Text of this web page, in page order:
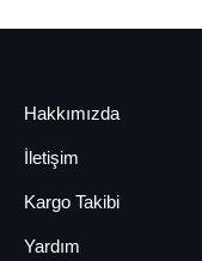
Hakkımızda
İletişim
Kargo Takibi
Yardım